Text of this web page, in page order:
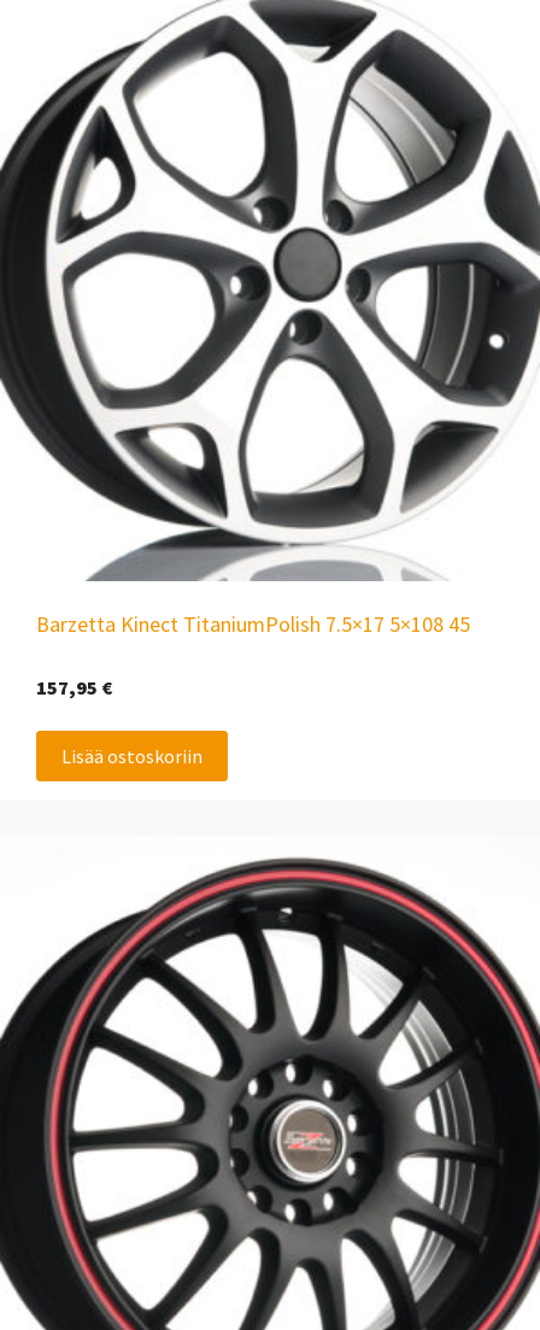
Barzetta Kinect TitaniumPolish 7.5×17 5×108 45
157,95 €
Lisää ostoskoriin